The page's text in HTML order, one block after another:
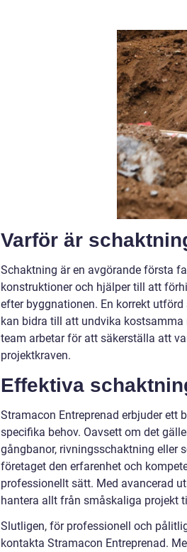
Varför är
Schaktning är en avgörande första
konstruktioner och hjälper till att
efter byggnationen. En korrekt
kan bidra till att undvika kostsamma
team arbetar för att säkerställa att
projektkraven.
Effektiva
Stramacon Entreprenad erbjuder ett
specifika behov. Oavsett om det
gångbanor, rivningsschaktning eller
företaget den erfarenhet och
professionellt sätt. Med avancerad
hantera allt från småskaliga projekt
Slutligen, för professionell och
kontakta Stramacon Entreprenad.